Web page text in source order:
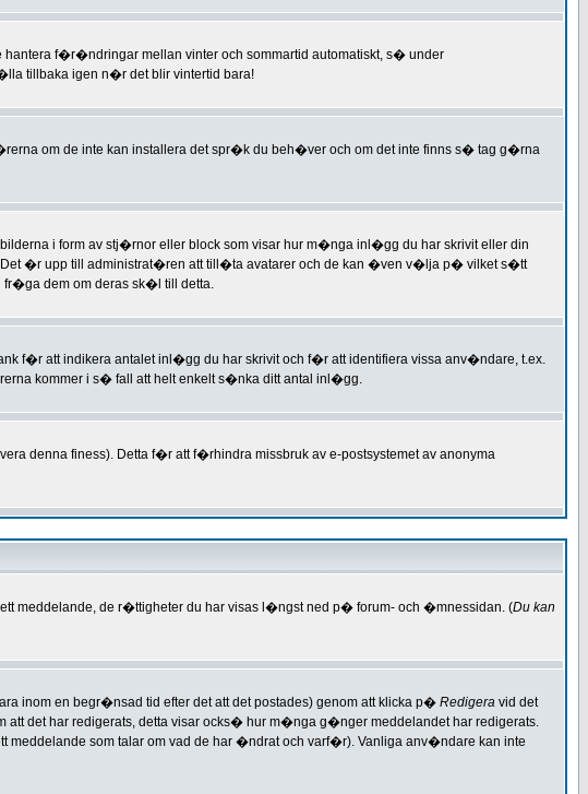
f�r�ndringar mellan vinter och sommartid automatiskt, s� under
tillbaka igen n�r det blir vintertid bara!
om de inte kan installera det spr�k du beh�ver och om det inte finns s� tag g�rna
i form av stj�rnor eller block som visar hur m�nga inl�gg du har skrivit eller din
�r upp till administrat�ren att till�ta avatarer och de kan �ven v�lja p� vilket s�tt
dem om deras sk�l till detta.
f�r att indikera antalet inl�gg du har skrivit och f�r att identifiera vissa anv�ndare, t.ex.
kommer i s� fall att helt enkelt s�nka ditt antal inl�gg.
denna finess). Detta f�r att f�rhindra missbruk av e-postsystemet av anonyma
meddelande, de r�ttigheter du har visas l�ngst ned p� forum- och �mnessidan. (Du kan
inom en begr�nsad tid efter det att det postades) genom att klicka p� Redigera vid det
att det har redigerats, detta visar ocks� hur m�nga g�nger meddelandet har redigerats.
som talar om vad de har �ndrat och varf�r). Vanliga anv�ndare kan inte